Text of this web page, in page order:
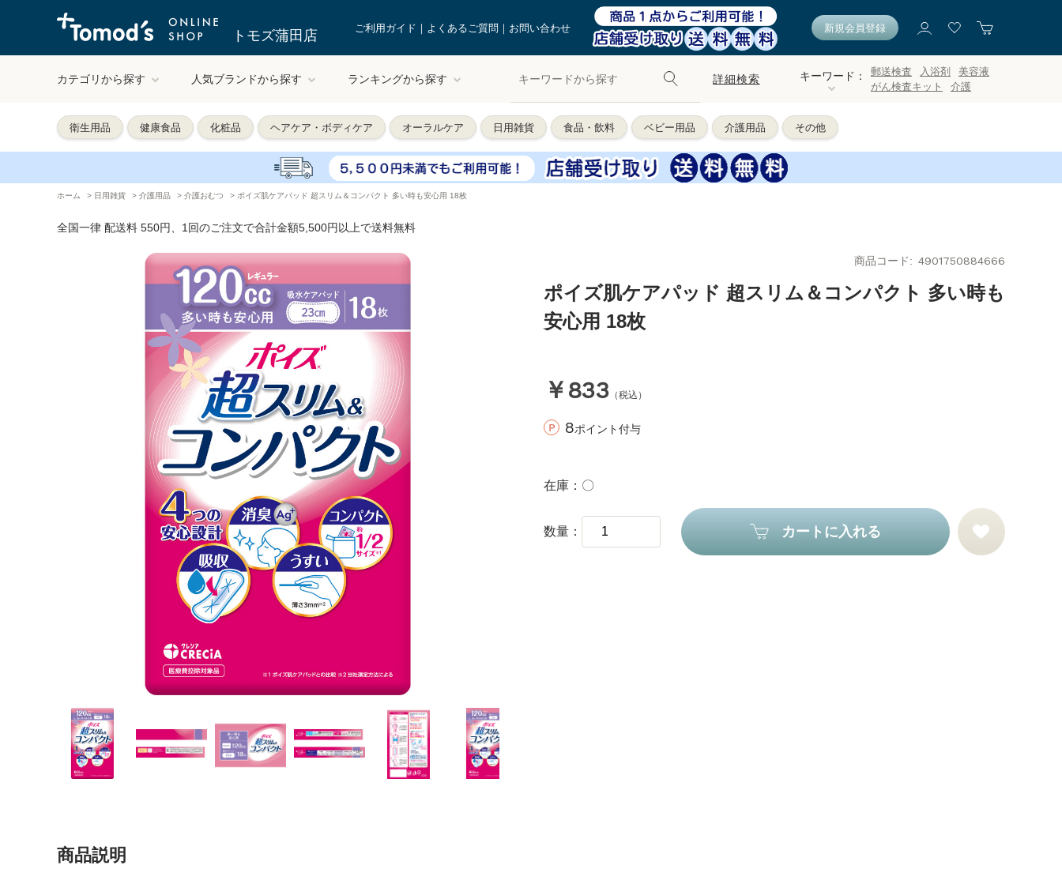
トモズ蒲田店 ご利用ガイド よくあるご質問 お問い合わせ 新規会員登録
カテゴリから探す 人気ブランドから探す ランキングから探す 詳細検索 キーワード： 郵送検査 入浴剤
美容液
がん検査キット
介護
衛生用品 健康食品 化粧品 ヘアケア・ボディケア オーラルケア 日用雑貨 食品・飲料 ベビー用品 介護用品 その他
ホーム > 日用雑貨 > 介護用品 > 介護おむつ > ポイズ肌ケアパッド 超スリム＆コンパクト 多い時も安心用 18枚
全国一律 配送料 550円、1回のご注文で合計金額5,500円以上で送料無料
商品コード 4901750884666
ポイズ肌ケアパッド 超スリム＆コンパクト 多い時も
安心用 18枚
￥833 （税込）
8ポイント付与
在庫 〇
数量 カートに入れる
商品説明